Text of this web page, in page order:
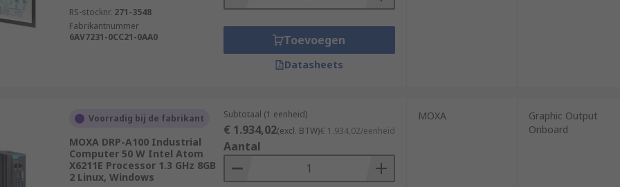
RS-stocknr. 271-3548
Fabrikantnummer
6AV7231-0CC21-0AA0
Toevoegen
Datasheets
Voorradig bij de fabrikant
MOXA DRP-A100 Industrial
Computer 50 W Intel Atom
X6211E Processor 1.3 GHz 8GB
2 Linux, Windows
Subtotaal (1 eenheid)
€ 1.934,02(excl. BTW)€ 1.934,02/eenheid
Aantal
MOXA
Graphic Output
Onboard